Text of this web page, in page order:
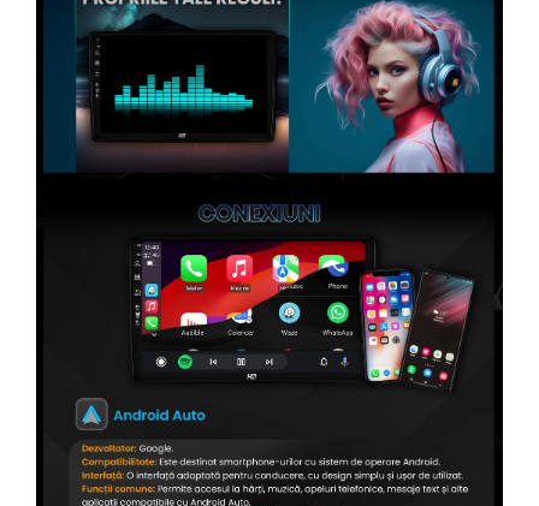
Conectică Opel
Conectică Skoda
Conectică Honda
Conectică BMW
Conectică Mercedes Benz
Conectică Chevrolet
Conectică Suzuki
Conectică Renault